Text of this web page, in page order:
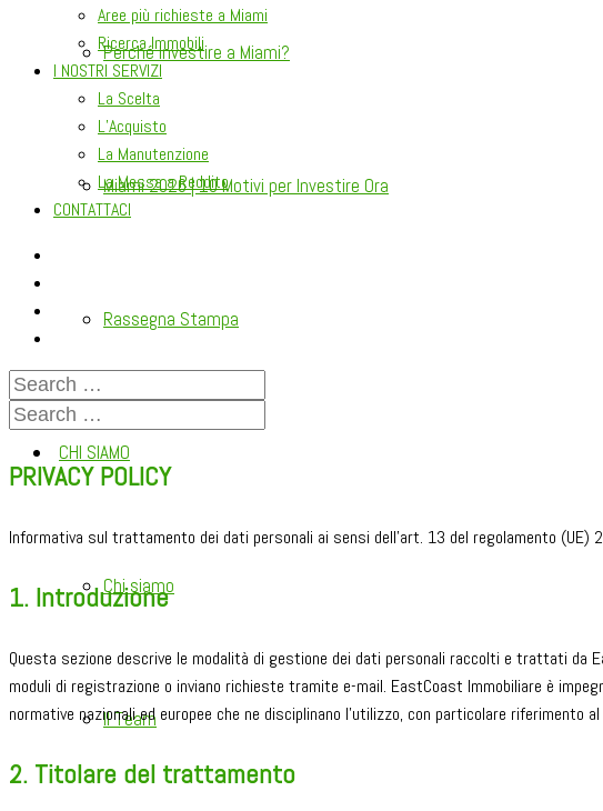
Perché Investire a Miami?
Miami 2026 | 10 Motivi per Investire Ora
Rassegna Stampa
CHI SIAMO
Chi siamo
Il Team
Aree più richieste a Miami
Ricerca Immobili
I NOSTRI SERVIZI
La Scelta
L’Acquisto
La Manutenzione
La Messa a Reddito
CONTATTACI
PRIVACY POLICY
Informativa sul trattamento dei dati personali ai sensi dell’art. 13 del regolamento (UE)
1. Introduzione
Questa sezione descrive le modalità di gestione dei dati personali raccolti e trattati da
moduli di registrazione o inviano richieste tramite e-mail. EastCoast Immobiliare è
normative nazionali ed europee che ne disciplinano l’utilizzo, con particolare riferimento
2. Titolare del trattamento